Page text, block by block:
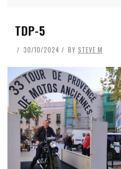
TDP-5
30/10/2024 BY STEVE M